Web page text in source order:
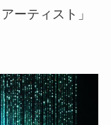
ーティスト」